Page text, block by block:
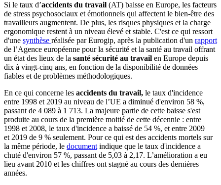
Si le taux d’accidents du travail (AT) baisse en Europe, les facteurs
de stress psychosociaux et émotionnels qui affectent le bien-être des
travailleurs augmentent. De plus, les risques physiques et la charge
ergonomique restent à un niveau élevé et stable. C'est ce qui ressort
d'une synthèse réalisée par Eurogip, après la publication d'un rapport
de l’Agence européenne pour la sécurité et la santé au travail offrant
un état des lieux de la santé sécurité au travail en Europe depuis
dix à vingt-cinq ans, en fonction de la disponibilité de données
fiables et de problèmes méthodologiques.
En ce qui concerne les accidents du travail, le taux d'incidence
entre 1998 et 2019 au niveau de l’UE a diminué d'environ 58 %,
passant de 4 089 à 1 713. La majeure partie de cette baisse s'est
produite au cours de la première moitié de cette décennie : entre
1998 et 2008, le taux d'incidence a baissé de 54 %, et entre 2009
et 2019 de 9 % seulement. Pour ce qui est des accidents mortels sur
la même période, le document indique que le taux d'incidence a
chuté d'environ 57 %, passant de 5,03 à 2,17. L’amélioration a eu
lieu avant 2010 et les chiffres ont stagné au cours des dernières
années.